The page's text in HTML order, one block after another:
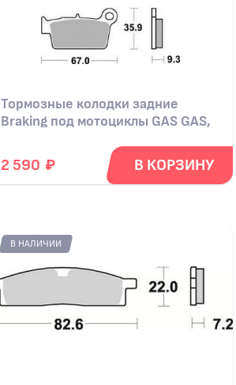
Тормозные колодки задние
Braking под мотоциклы GAS GAS,
2019-22
2 590 ₽ В КОРЗИНУ
В НАЛИЧИИ